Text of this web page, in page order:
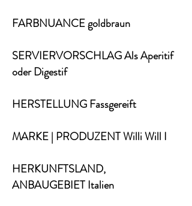
FARBNUANCE goldbraun
SERVIERVORSCHLAG Als Aperitif
oder Digestif
HERSTELLUNG Fassgereift
MARKE | PRODUZENT Willi Will I
HERKUNFTSLAND,
ANBAUGEBIET Italien